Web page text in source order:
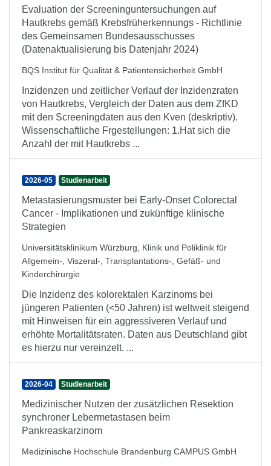
Evaluation der Screeninguntersuchungen auf
Hautkrebs gemäß Krebsfrüherkennungs - Richtlinie
des Gemeinsamen Bundesausschusses
(Datenaktualisierung bis Datenjahr 2024)
BQS Institut für Qualität & Patientensicherheit GmbH
Inzidenzen und zeitlicher Verlauf der Inzidenzraten
von Hautkrebs, Vergleich der Daten aus dem ZfKD
mit den Screeningdaten aus den Kven (deskriptiv).
Wissenschaftliche Frgestellungen: 1.Hat sich die
Anzahl der mit Hautkrebs ...
2026-05 Studienarbeit
Metastasierungsmuster bei Early-Onset Colorectal
Cancer - Implikationen und zukünftige klinische
Strategien
Universitätsklinikum Würzburg, Klinik und Poliklinik für
Allgemein-, Viszeral-, Transplantations-, Gefäß- und
Kinderchirurgie
Die Inzidenz des kolorektalen Karzinoms bei
jüngeren Patienten (<50 Jahren) ist weltweit steigend
mit Hinweisen für ein aggressiveren Verlauf und
erhöhte Mortalitätsraten. Daten aus Deutschland gibt
es hierzu nur vereinzelt. ...
2026-04 Studienarbeit
Medizinischer Nutzen der zusätzlichen Resektion
synchroner Lebermetastasen beim
Pankreaskarzinom
Medizinische Hochschule Brandenburg CAMPUS GmbH